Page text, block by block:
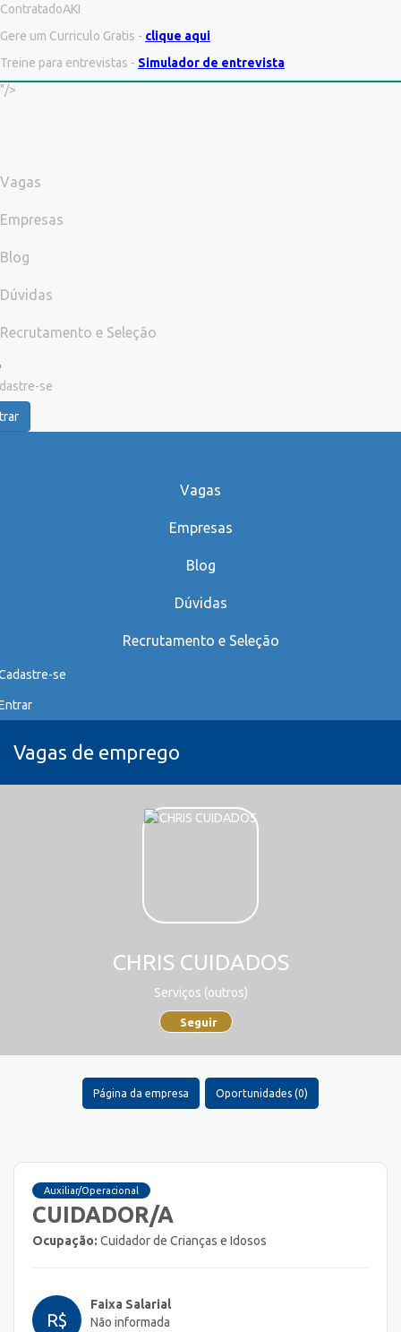
ContratadoAKI
Gere um Curriculo Gratis - clique aqui
Treine para entrevistas - Simulador de entrevista
"/>
Vagas
Empresas
Blog
Dúvidas
Recrutamento e Seleção
se
Vagas
Empresas
Blog
Dúvidas
Recrutamento e Seleção
se
Vagas de emprego
CHRIS CUIDADOS
Serviços (outros)
Seguir
Página da empresa Oportunidades (0)
Auxiliar/Operacional
CUIDADOR/A
Ocupação: Cuidador de Crianças e Idosos
R$
Faixa Salarial
Não informada